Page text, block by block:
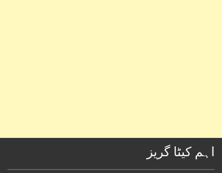
اہم کیٹا گریز